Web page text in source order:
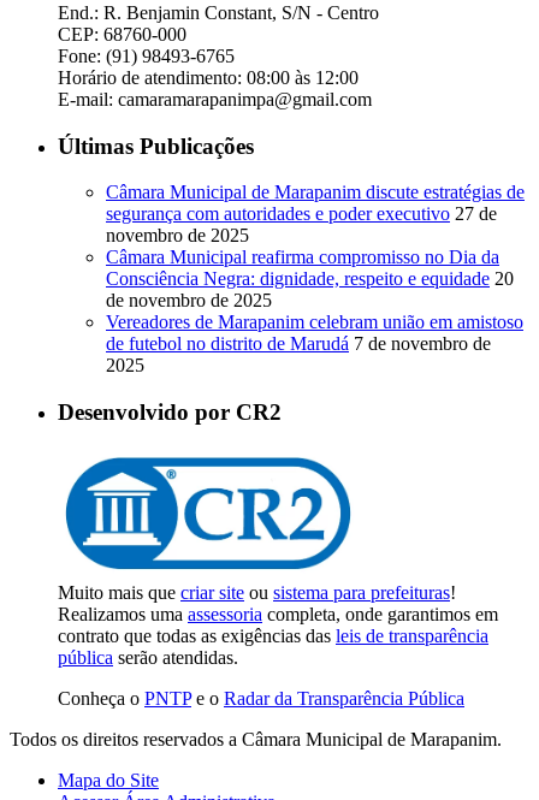
End.: R. Benjamin Constant, S/N - Centro
CEP: 68760-000
Fone: (91) 98493-6765
Horário de atendimento: 08:00 às 12:00
E-mail: camaramarapanimpa@gmail.com
Últimas Publicações
Câmara Municipal de Marapanim discute estratégias de
segurança com autoridades e poder executivo 27 de
novembro de 2025
Câmara Municipal reafirma compromisso no Dia da
Consciência Negra: dignidade, respeito e equidade 20
de novembro de 2025
Vereadores de Marapanim celebram união em amistoso
de futebol no distrito de Marudá 7 de novembro de
2025
Desenvolvido por CR2
Muito mais que criar site ou sistema para prefeituras!
Realizamos uma assessoria completa, onde garantimos em
contrato que todas as exigências das leis de transparência
pública serão atendidas.
Conheça o PNTPe o Radar da Transparência Pública
Todos os direitos reservados a Câmara Municipal de Marapanim.
Mapa do Site